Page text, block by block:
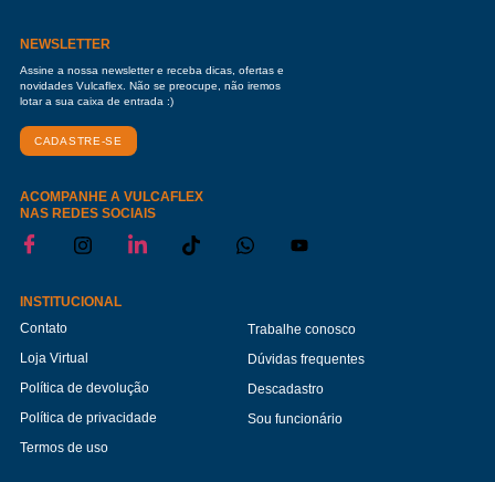
NEWSLETTER
Assine a nossa newsletter e receba dicas, ofertas e
novidades Vulcaflex. Não se preocupe, não iremos
lotar a sua caixa de entrada :)
CADASTRE-SE
ACOMPANHE A VULCAFLEX
NAS REDES SOCIAIS
INSTITUCIONAL
Contato
Loja Virtual
Política de devolução
Política de privacidade
Termos de uso
Trabalhe conosco
Dúvidas frequentes
Descadastro
Sou funcionário